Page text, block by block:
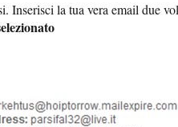
Inserisci la tua vera email due